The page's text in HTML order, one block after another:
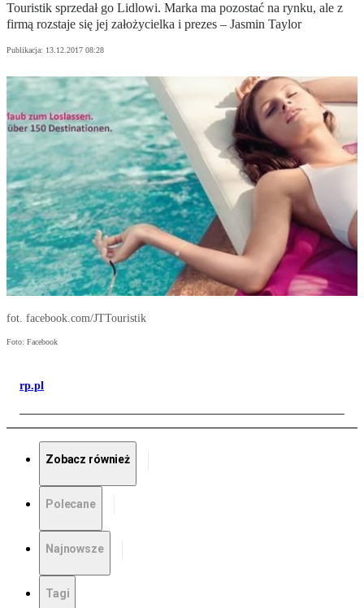
Touristik sprzedał go Lidlowi. Marka ma pozostać na rynku, ale z
firmą rozstaje się jej założycielka i prezes – Jasmin Taylor
Publikacja: 13.12.2017 08:28
fot. facebook.com/JTTouristik
Foto: Facebook
rp.pl
Zobacz również
Polecane
Najnowsze
Tagi